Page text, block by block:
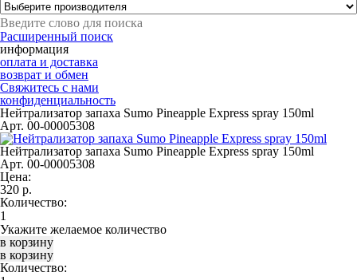
Расширенный поиск
информация
оплата и доставка
возврат и обмен
Свяжитесь с нами
конфиденциальность
Нейтрализатор запаха Sumo Pineapple Express spray 150ml
Арт. 00-00005308
Нейтрализатор запаха Sumo Pineapple Express spray 150ml
Арт. 00-00005308
Цена:
320 р.
Количество:
Укажите желаемое количество
Количество: